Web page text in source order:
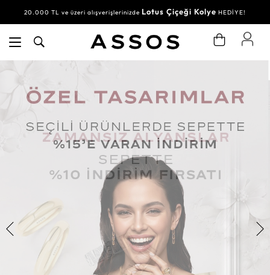
20.000 TL ve üzeri alışverişlerinizde Lotus Çiçeği Kolye HEDİYE!